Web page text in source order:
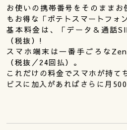
お使いの携帯番号をそのまま
もお得な「ポテトスマートフォ
基本料金は、「データ＆通話
（税抜）!
スマホ端末は一番手ごろな
（税抜／24回払）。
これだけの料金でスマホが持て
ビスに加入があればさらに月500